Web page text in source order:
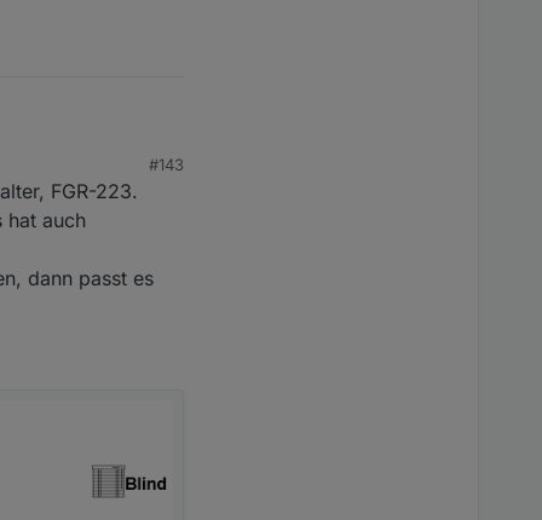
oder
#143
FGR-223.
hat auch
dann passt es